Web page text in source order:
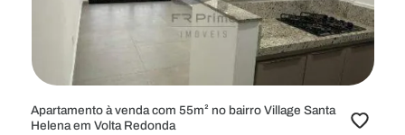
ÁREA MÍNIMA
QUARTOS
VAGAS
Apartamento à venda com 55m² no bairro Village Santa
Helena em Volta Redonda